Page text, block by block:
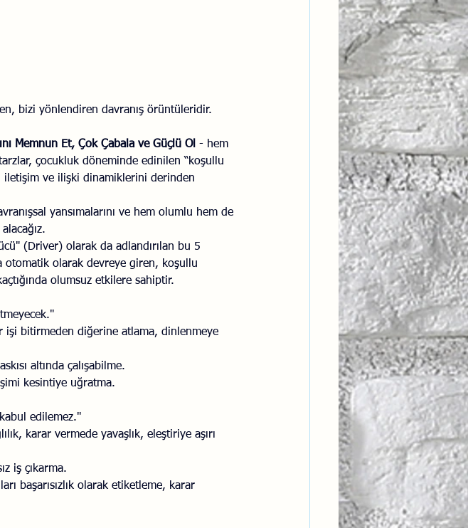
bizi yönlendiren davranış örüntüleridir.
Memnun Et, Çok Çabala ve Güçlü Ol - hem
çocukluk döneminde edinilen “koşullu
iletişim ve ilişki dinamiklerini derinden
yansımalarını ve hem olumlu hem de
(Driver) olarak da adlandırılan bu 5
otomatik olarak devreye giren, koşullu
olumsuz etkilere sahiptir.
işi bitirmeden diğerine atlama, dinlenmeye
altında çalışabilme.
kesintiye uğratma.
edilemez."
karar vermede yavaşlık, eleştiriye aşırı
iş çıkarma.
başarısızlık olarak etiketleme, karar